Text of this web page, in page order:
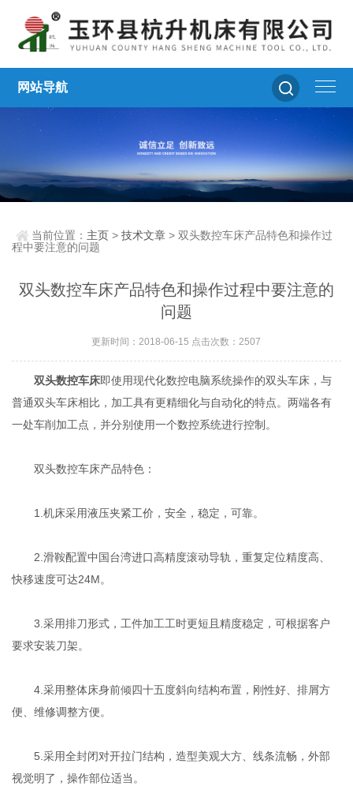
网站导航
当前位置： 主页 >技术文章 > 双头数控车床产品特色和操作过
程中要注意的问题
双头数控车床产品特色和操作过程中要注意的
问题
更新时间：2018-06-15 点击次数：2507
双头数控车床即使用现代化数控电脑系统操作的双头车床，与
普通双头车床相比，加工具有更精细化与自动化的特点。两端各有
一处车削加工点，并分别使用一个数控系统进行控制。
双头数控车床产品特色：
1.机床采用液压夹紧工价，安全，稳定，可靠。
2.滑鞍配置中国台湾进口高精度滚动导轨，重复定位精度高、
快移速度可达24M。
3.采用排刀形式，工件加工工时更短且精度稳定，可根据客户
要求安装刀架。
4.采用整体床身前倾四十五度斜向结构布置，刚性好、排屑方
便、维修调整方便。
5.采用全封闭对开拉门结构，造型美观大方、线条流畅，外部
视觉明了，操作部位适当。